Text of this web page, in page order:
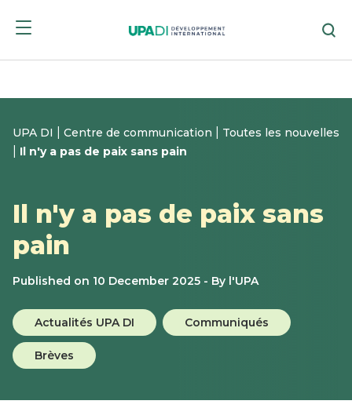
to
to
UPA DI Centre de communication Toutes les nouvelles
Il n'y a pas de paix sans pain
Il n'y a pas de paix sans
pain
Published on 10 December 2025 - By l'UPA
Category
:
Actualités UPA DI Communiqués
Brèves